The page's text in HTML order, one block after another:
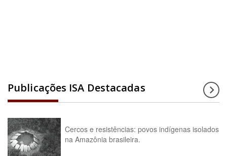
Publicações ISA Destacadas
Cercos e resistências: povos indígenas isolados
na Amazônia brasileira.